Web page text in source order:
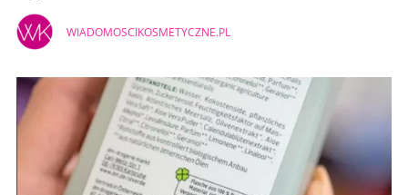
WIADOMOSCIKOSMETYCZNE.PL